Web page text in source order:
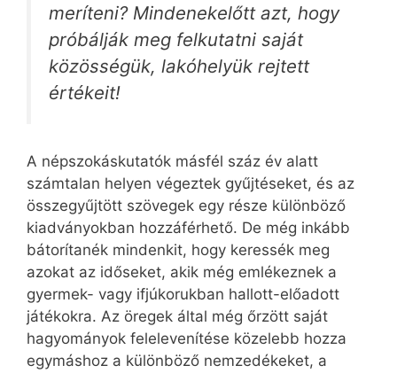
meríteni? Mindenekelőtt azt, hogy
próbálják meg felkutatni saját
közösségük, lakóhelyük rejtett
értékeit!
A népszokáskutatók másfél száz év alatt
számtalan helyen végeztek gyűjtéseket, és az
összegyűjtött szövegek egy része különböző
kiadványokban hozzáférhető. De még inkább
bátorítanék mindenkit, hogy keressék meg
azokat az időseket, akik még emlékeznek a
gyermek- vagy ifjúkorukban hallott-előadott
játékokra. Az öregek által még őrzött saját
hagyományok felelevenítése közelebb hozza
egymáshoz a különböző nemzedékeket, a